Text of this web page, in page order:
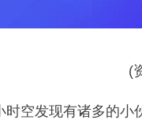
(
时空发现有诸多的小